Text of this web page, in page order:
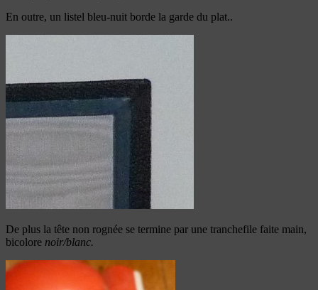
En outre, un listel bleu-nuit borde la garde du plat..
De plus la tête non rognée se termine par une tranchefile faite main,
bicolore noir/blanc.